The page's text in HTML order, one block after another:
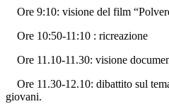
Ore 9:10: visione del film
Ore 10:50-11:10 : ricreazione
Ore 11.10-11.30: visione
Ore 11.30-12.10: dibattito sul
giovani.